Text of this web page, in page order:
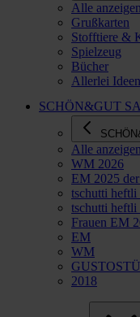
Alle anzeigen
Grußkarten
Stofftiere &
Spielzeug
Bücher
Allerlei
SCHÖN&GUT
Alle anzeigen
WM 2026
EM 2025
tschutti heftli
tschutti heftli
Frauen EM
EM
WM
2018